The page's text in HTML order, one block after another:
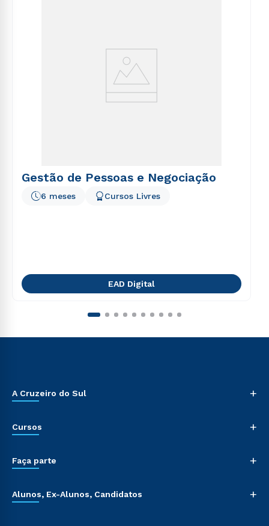
Gestão de Pessoas e Negociação
6 meses Cursos Livres
EAD Digital
A Cruzeiro do Sul +
Cursos +
Faça parte +
Alunos, Ex-Alunos, Candidatos +